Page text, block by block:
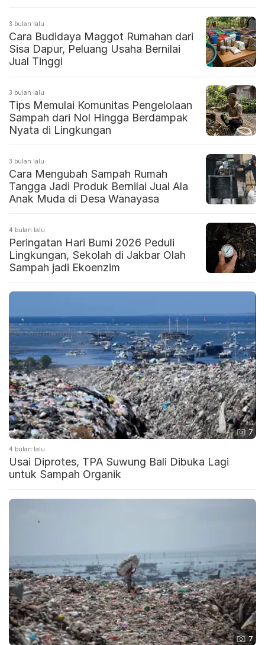
3 bulan lalu
Cara Budidaya Maggot Rumahan dari
Sisa Dapur, Peluang Usaha Bernilai
Jual Tinggi
3 bulan lalu
Tips Memulai Komunitas Pengelolaan
Sampah dari Nol Hingga Berdampak
Nyata di Lingkungan
3 bulan lalu
Cara Mengubah Sampah Rumah
Tangga Jadi Produk Bernilai Jual Ala
Anak Muda di Desa Wanayasa
4 bulan lalu
Peringatan Hari Bumi 2026 Peduli
Lingkungan, Sekolah di Jakbar Olah
Sampah jadi Ekoenzim
7
4 bulan lalu
Usai Diprotes, TPA Suwung Bali Dibuka Lagi
untuk Sampah Organik
7